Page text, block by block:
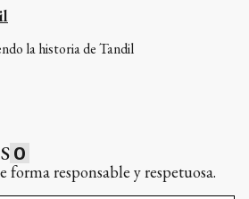
la historia de Tandil
0
responsable y respetuosa.